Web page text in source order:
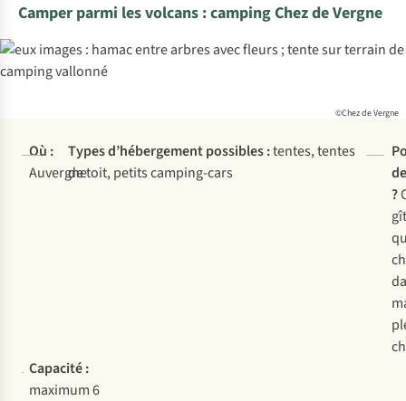
Camper parmi les volcans : camping Chez de Vergne
©Chez de Vergne
Où :
Auvergne
Types d’hébergement possibles :tentes, tentes
de toit, petits camping-cars
?
Capacité :
maximum 6